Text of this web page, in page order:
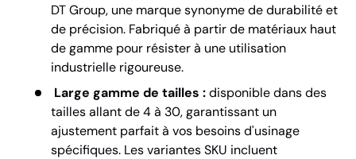
DT Group, une marque synonyme de durabilité et
de précision. Fabriqué à partir de matériaux haut
de gamme pour résister à une utilisation
industrielle rigoureuse.
Large gamme de tailles :disponible dans des
tailles allant de 4 à 30, garantissant un
ajustement parfait à vos besoins d'usinage
spécifiques. Les variantes SKU incluent